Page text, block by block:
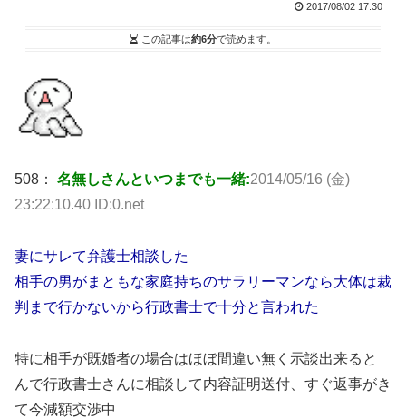
2017/08/02 17:30
この記事は約6分で読めます。
508： 名無しさんといつまでも一緒:2014/05/16 (金)
23:22:10.40 ID:0.net
妻にサレて弁護士相談した
相手の男がまともな家庭持ちのサラリーマンなら大体は裁
判まで行かないから行政書士で十分と言われた
特に相手が既婚者の場合はほぼ間違い無く示談出来ると
んで行政書士さんに相談して内容証明送付、すぐ返事がき
て今減額交渉中